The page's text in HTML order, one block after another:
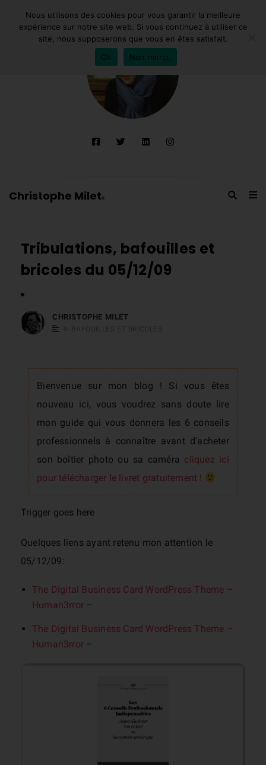
Christophe Milet
Tribulations, bafouilles et
bricoles du 05/12/09
CHRISTOPHE MILET
Bienvenue sur mon blog ! Si vous êtes
nouveau ici, vous voudrez sans doute lire
mon guide qui vous donnera les 6 conseils
professionnels à connaître avant d'acheter
son boîtier photo ou sa caméra cliquez ici
pour télécharger le livret gratuitement !
Trigger goes here
Quelques liens ayant retenu mon attention le
05/12/09:
The Digital Business Card WordPress Theme –
Human3rror –
The Digital Business Card WordPress Theme –
Human3rror –
Nous utilisons des cookies pour vous garantir la meilleure
expérience sur notre site web. Si vous continuez à utiliser ce
site, nous supposerons que vous en êtes satisfait.
Ok
Non merci.